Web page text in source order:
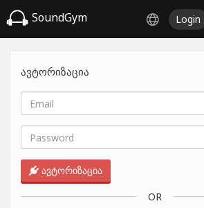
SoundGym Login
ავტორიზაცია
ავტორიზაცია
OR